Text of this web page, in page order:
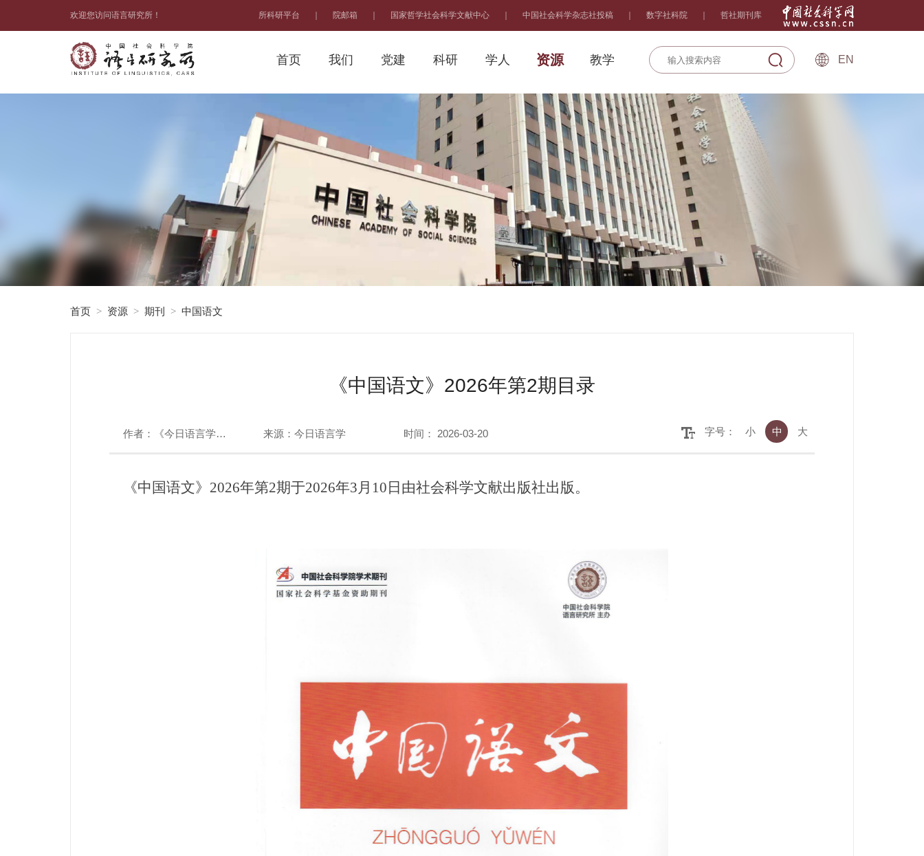
欢迎您访问语言研究所！ 所科研平台 院邮箱 国家哲学社会科学文献中心 中国社会科学杂志社投稿 数字社科院 哲社期刊库
首页 我们 党建 科研 学人 资源 教学 EN
首页 > 资源 > 期刊 > 中国语文
《中国语文》2026年第2期目录
作者：《今日语言学》编辑部 来源：今日语言学 时间： 2026-03-20 字号： 小 中 大
《中国语文》2026年第2期于2026年3月10日由社会科学文献出版社出版。